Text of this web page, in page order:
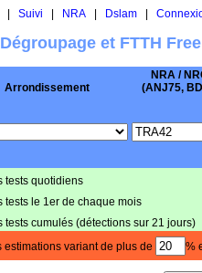
Suivi NRA| Dslam|
Dégroupage et FTTH
Arrondissement
NRA /
(ANJ75,
tests quotidiens
tests le 1er de chaque mois
tests cumulés (détections sur 21 jours)
estimations variant de plus de %